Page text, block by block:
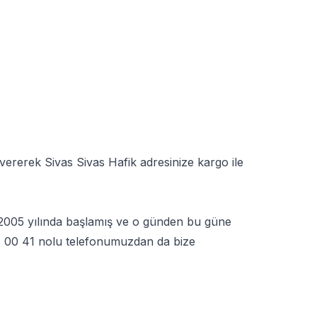
Sivas Sivas Hafik adresinize kargo ile
yılında başlamış ve o günden bu güne
00 41 nolu telefonumuzdan da bize